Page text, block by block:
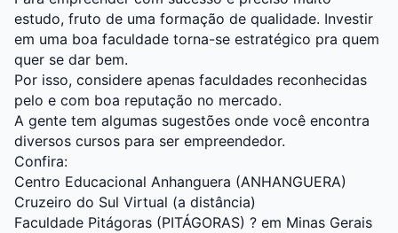
estudo, fruto de uma formação de qualidade. Investir
em uma boa faculdade torna-se estratégico pra quem
quer se dar bem.
Por isso, considere apenas faculdades reconhecidas
pelo e com boa reputação no mercado.
A gente tem algumas sugestões onde você encontra
diversos cursos para ser empreendedor.
Confira:
Centro Educacional Anhanguera (ANHANGUERA)
Cruzeiro do Sul Virtual (a distância)
Faculdade Pitágoras (PITÁGORAS) ? em Minas Gerais